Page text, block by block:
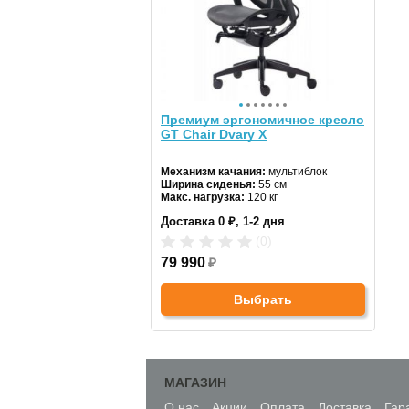
Премиум эргономичное кресло
GT Chair Dvary X
Механизм качания: мультиблок
Ширина сиденья: 55 см
Макс. нагрузка: 120 кг
Материал спинки:сетка
Доставка 0 ₽, 1-2 дня
79 990₽
Выбрать
МАГАЗИН